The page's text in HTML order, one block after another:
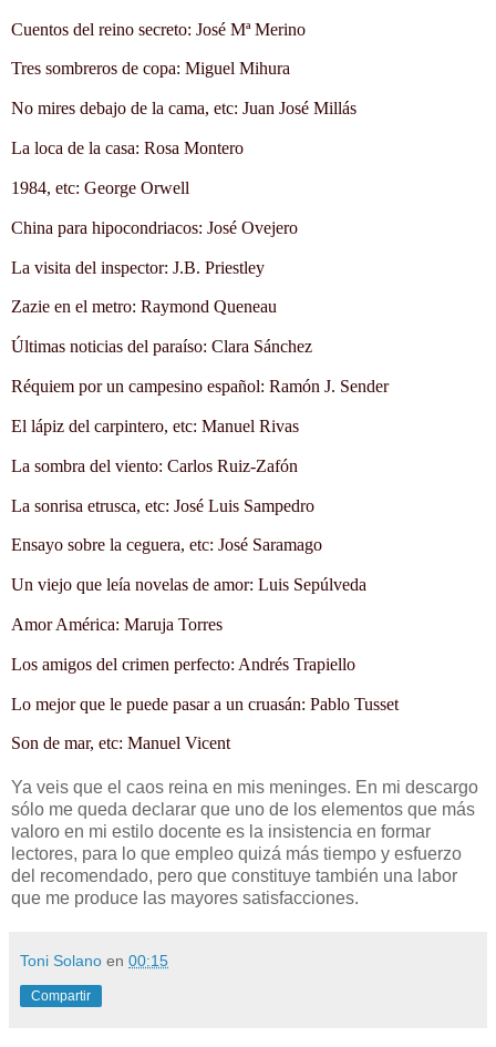
Cuentos del reino secreto: José Mª Merino
Tres sombreros de copa: Miguel Mihura
No mires debajo de la cama, etc: Juan José Millás
La loca de la casa: Rosa Montero
1984, etc: George Orwell
China para hipocondriacos: José Ovejero
La visita del inspector: J.B. Priestley
Zazie en el metro: Raymond Queneau
Últimas noticias del paraíso: Clara Sánchez
Réquiem por un campesino español: Ramón J. Sender
El lápiz del carpintero, etc: Manuel Rivas
La sombra del viento: Carlos Ruiz-Zafón
La sonrisa etrusca, etc: José Luis Sampedro
Ensayo sobre la ceguera, etc: José Saramago
Un viejo que leía novelas de amor: Luis Sepúlveda
Amor América: Maruja Torres
Los amigos del crimen perfecto: Andrés Trapiello
Lo mejor que le puede pasar a un cruasán: Pablo Tusset
Son de mar, etc: Manuel Vicent
Ya veis que el caos reina en mis meninges. En mi descargo
sólo me queda declarar que uno de los elementos que más
valoro en mi estilo docente es la insistencia en formar
lectores, para lo que empleo quizá más tiempo y esfuerzo
del recomendado, pero que constituye también una labor
que me produce las mayores satisfacciones.
Toni Solano en 00:15
Compartir